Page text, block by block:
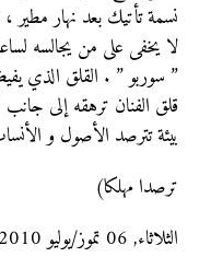
نسمة تأتيك بعد نهار مطير
لا يخفى على من يجالسه
” سوربو ” . القلق الذي
قلق الفنان ترهقه إلى جانب
بيئة تترصد الأصول و
ترصدا مهلكا)
الثلاثاء, 06 تموز/يوليو 2010 19:34